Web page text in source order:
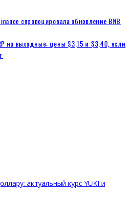
спровоцировала обновление BNB
на выходные: цены $3,15 и $3,40, если